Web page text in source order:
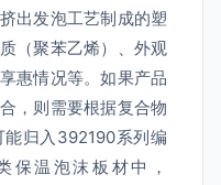
出发泡工艺制成的塑
（聚苯乙烯）、外观
惠情况等。如果产品
，则需要根据复合物
归入392190系列编
保温泡沫板材中，